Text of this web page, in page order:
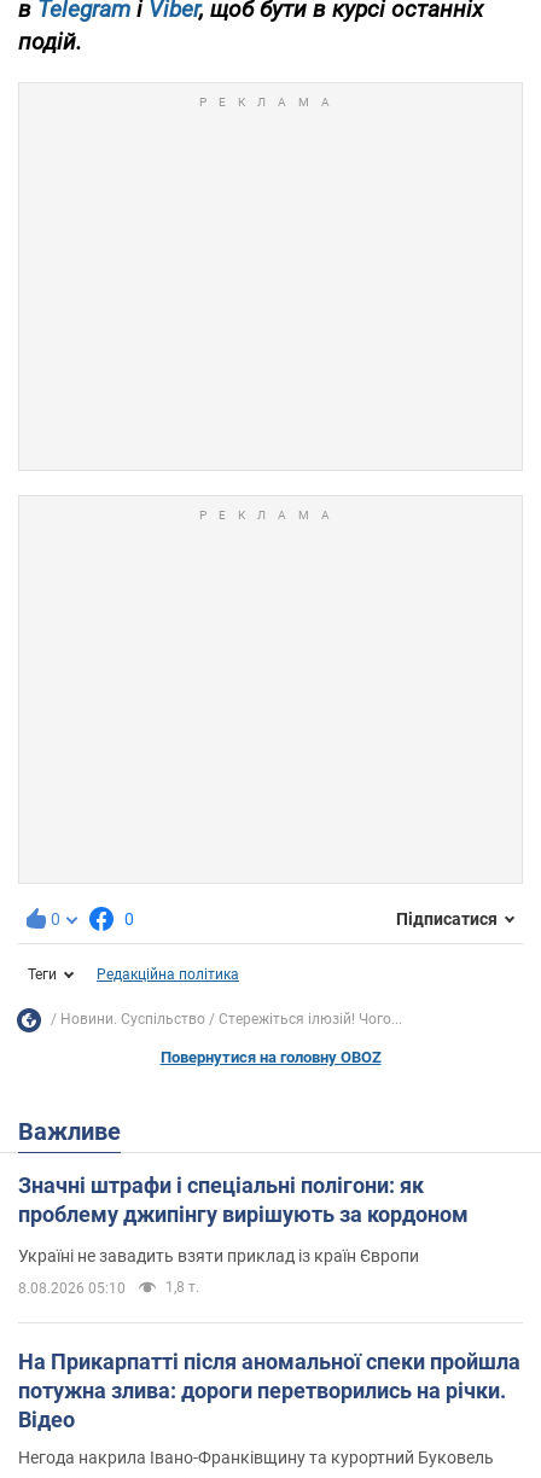
в Telegram і Viber, щоб бути в курсі останніх
подій.
0 0 Підписатися
Теги Редакційна політика
Новини. Суспільство Стережіться ілюзій! Чого...
Повернутися на головну OBOZ
Важливе
Значні штрафи і спеціальні полігони: як
проблему джипінгу вирішують за кордоном
Україні не завадить взяти приклад із країн Європи
8.08.2026 05:10 1,8 т.
На Прикарпатті після аномальної спеки пройшла
потужна злива: дороги перетворились на річки.
Відео
Негода накрила Івано-Франківщину та курортний Буковель